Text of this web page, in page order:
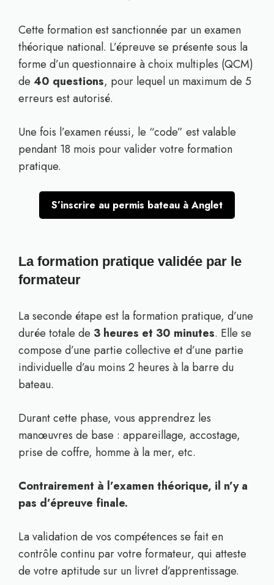
Cette formation est sanctionnée par un examen
théorique national. L’épreuve se présente sous la
forme d’un questionnaire à choix multiples (QCM)
de 40 questions, pour lequel un maximum de 5
erreurs est autorisé.
Une fois l’examen réussi, le “code” est valable
pendant 18 mois pour valider votre formation
pratique.
S’inscrire au permis bateau à Anglet
La formation pratique validée par le
formateur
La seconde étape est la formation pratique, d’une
durée totale de 3 heures et 30 minutes. Elle se
compose d’une partie collective et d’une partie
individuelle d’au moins 2 heures à la barre du
bateau.
Durant cette phase, vous apprendrez les
manœuvres de base : appareillage, accostage,
prise de coffre, homme à la mer, etc.
Contrairement à l’examen théorique, il n’y a
pas d’épreuve finale.
La validation de vos compétences se fait en
contrôle continu par votre formateur, qui atteste
de votre aptitude sur un livret d’apprentissage.